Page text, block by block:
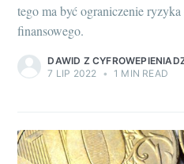
tego ma być ograniczenie
finansowego.
DAWID Z
7 LIP 2022
• 1 MIN READ